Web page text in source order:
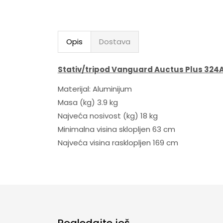
Opis Dostava
Stativ/tripod Vanguard Auctus Plus
Materijal: Aluminijum
Masa (kg) 3.9 kg
Najveća nosivost (kg) 18 kg
Minimalna visina sklopljen 63 cm
Najveća visina rasklopljen 169 cm